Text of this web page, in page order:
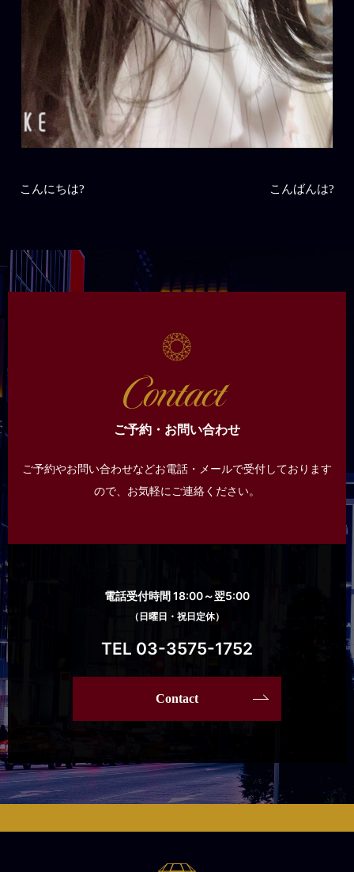
こんにちは? こんばんは?
ご予約・お問い合わせ
ご予約やお問い合わせなどお電話・メールで受付しております
ので、 お気軽にご連絡ください。
電話受付時間 18:00～翌5:00
（日曜日・祝日定休）
TEL 03-3575-1752
Contact